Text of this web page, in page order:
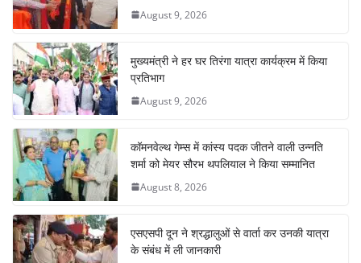
August 9, 2026
मुख्यमंत्री ने हर घर तिरंगा यात्रा कार्यक्रम में किया
प्रतिभाग
August 9, 2026
कॉमनवेल्थ गेम्स में कांस्य पदक जीतने वाली उन्नति
शर्मा को मेयर सौरभ थपलियाल ने किया सम्मानित
August 8, 2026
एसएसपी दून ने श्रद्धालुओं से वार्ता कर उनकी यात्रा
के संबंध में ली जानकारी